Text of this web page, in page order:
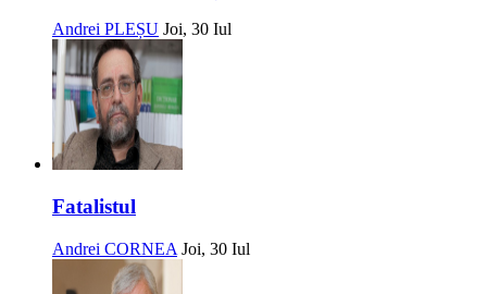
Andrei PLEȘU Joi, 30 Iul
Fatalistul
Andrei CORNEA Joi, 30 Iul